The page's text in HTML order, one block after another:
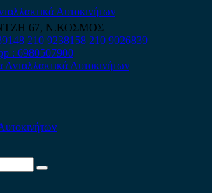
67, Ν.ΚΟΣΜΟΣ
210 9238158 210 9026839
: 6980507900